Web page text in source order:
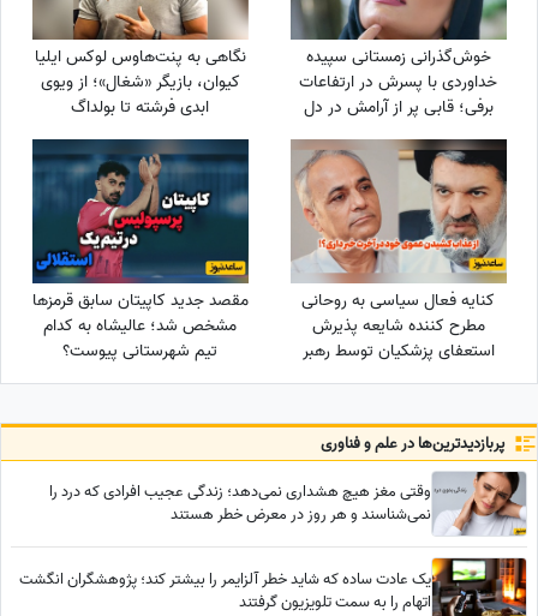
خوش‌گذرانی زمستانی سپیده
خداوردی با پسرش در ارتفاعات
برفی؛ قابی پر از آرامش در دل
طبیعت
نگاهی به پنت‌هاوس لوکس ایلیا
کیوان، بازیگر «شغال»؛ از ویوی
ابدی فرشته تا بولداگ
دوست‌داشتنی و دکوراسیون
چشم‌نواز
کنایه فعال سیاسی به روحانی
مطرح کننده شایعه پذیرش
استعفای پزشکیان توسط رهبر
انقلاب: چرا از حمله دشمن به
مقصد جدید کاپیتان سابق قرمزها
مشخص شد؛ عالیشاه به کدام
تیم شهرستانی پیوست؟
پربازدید‌ترین‌ها در علم و فناوری
وقتی مغز هیچ هشداری نمی‌دهد؛ زندگی عجیب افرادی که درد را
نمی‌شناسند و هر روز در معرض خطر هستند
یک عادت ساده که شاید خطر آلزایمر را بیشتر کند؛ پژوهشگران انگشت
اتهام را به سمت تلویزیون گرفتند